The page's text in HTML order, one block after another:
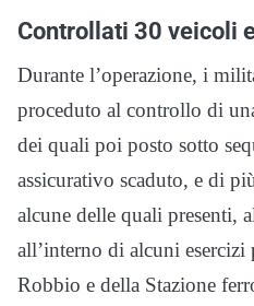
Controllati 30 veicoli
Durante l’operazione, i
proceduto al controllo di
dei quali poi posto sotto
assicurativo scaduto, e di
alcune delle quali presenti,
all’interno di alcuni
Robbio e della Stazione